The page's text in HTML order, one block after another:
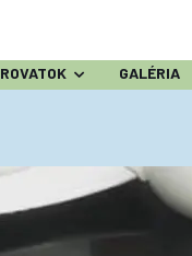
ROVATOK GALÉRIA